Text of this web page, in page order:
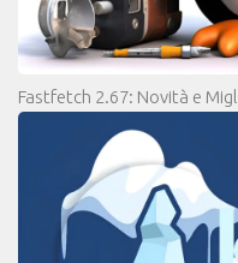
Fastfetch 2.67: Novità e